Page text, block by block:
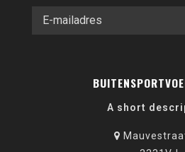
A short